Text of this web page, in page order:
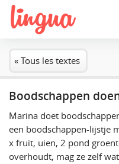
« Tous les textes
Boodschappen
Marina doet
een boodschappen-lijstje
x fruit, uien, 2 pond
overhoudt, mag ze zelf